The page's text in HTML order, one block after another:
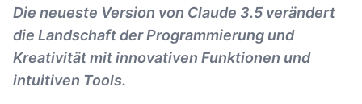
Die neueste Version von Claude 3.5 verändert
die Landschaft der Programmierung und
Kreativität mit innovativen Funktionen und
intuitiven Tools.